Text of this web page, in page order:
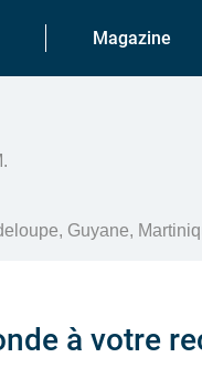
Magazine
Guyane,
à votre